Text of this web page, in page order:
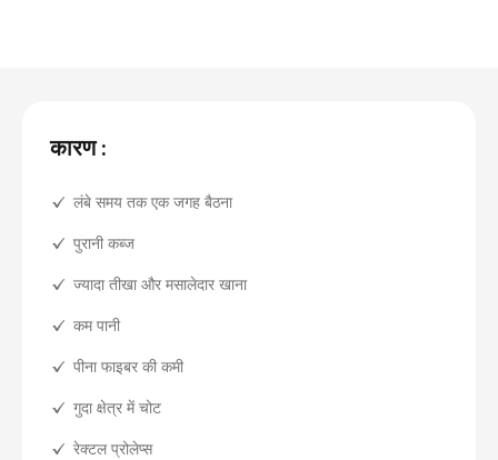
कारण :
लंबे समय तक एक जगह बैठना
पुरानी कब्ज
ज्यादा तीखा और मसालेदार खाना
कम पानी
पीना फाइबर की कमी
गुदा क्षेत्र में चोट
रेक्टल प्रोलेप्स